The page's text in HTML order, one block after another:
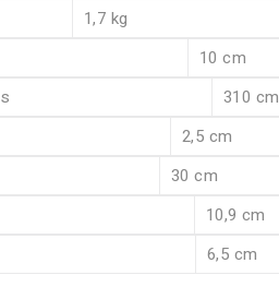
1,7 kg
10 cm
310 cm
2,5 cm
30 cm
10,9 cm
6,5 cm